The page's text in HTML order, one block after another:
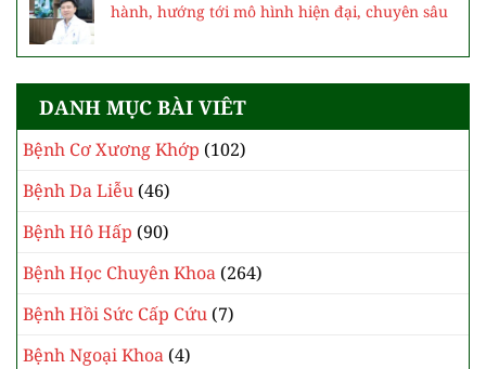
hành, hướng tới mô hình hiện đại, chuyên sâu
DANH MỤC BÀI VIÊT
Bệnh Cơ Xương Khớp (102)
Bệnh Da Liễu (46)
Bệnh Hô Hấp (90)
Bệnh Học Chuyên Khoa (264)
Bệnh Hồi Sức Cấp Cứu (7)
Bệnh Ngoại Khoa (4)